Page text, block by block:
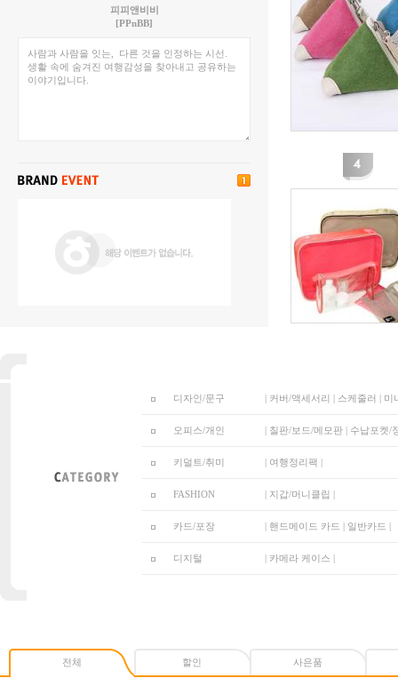
피피앤비비
[PPnBB]
디자인/문구 | 커버/액세서리 | 스케줄러 | 미
오피스/개인 | 칠판/보드/메모판 | 수납포켓/
키덜트/취미 | 여행정리팩 |
FASHION | 지갑/머니클립 |
카드/포장 | 핸드메이드 카드 | 일반카드 |
디지털 | 카메라 케이스 |
전체 할인 사은품